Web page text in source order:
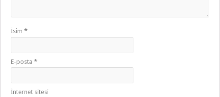
İsim*
E-posta*
İnternet sitesi